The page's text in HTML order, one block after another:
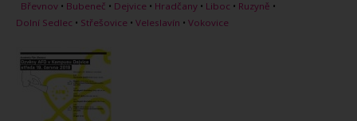
Břevnov • Bubeneč • Dejvice • Hradčany • Liboc • Ruzyně •
Dolní Sedlec • Střešovice • Veleslavín • Vokovice